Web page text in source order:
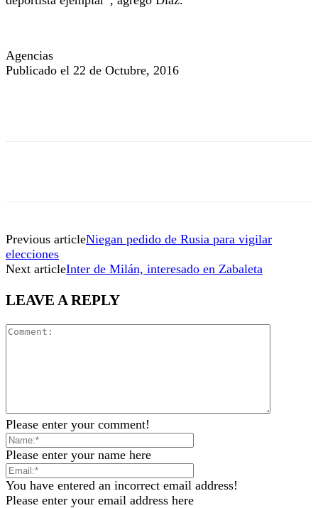
Agencias
Publicado el 22 de Octubre, 2016
Previous articleNiegan pedido de Rusia para vigilar
elecciones
Next articleInter de Milán, interesado en Zabaleta
LEAVE A REPLY
Please enter your comment!
Please enter your name here
You have entered an incorrect email address!
Please enter your email address here